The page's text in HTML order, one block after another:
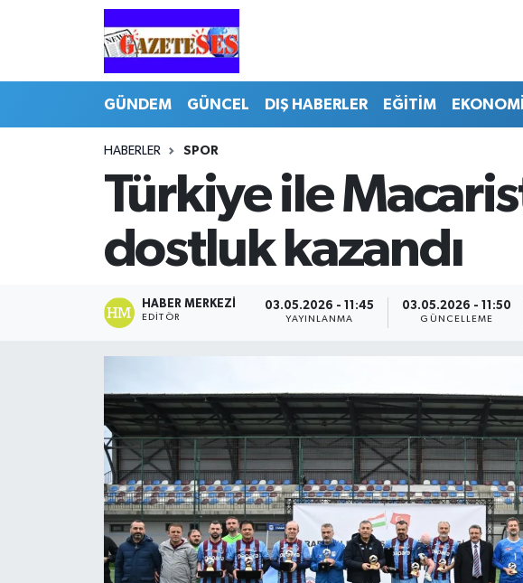
GÜNDEM GÜNCEL DIŞ HABERLER EĞİTİM EKONOMİ
HABERLER SPOR
Türkiye ile
dostluk kazandı
HABER MERKEZI
EDITÖR
03.05.2026 - 11:45
YAYINLANMA
03.05.2026 - 11:50
GÜNCELLEME